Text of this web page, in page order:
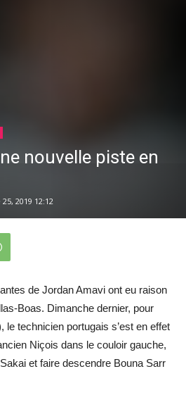
nouvelle piste en
2019 12:12
de Jordan Amavi ont eu raison
Boas. Dimanche dernier, pour
le technicien portugais s’est en effet
Niçois dans le couloir gauche,
et faire descendre Bouna Sarr